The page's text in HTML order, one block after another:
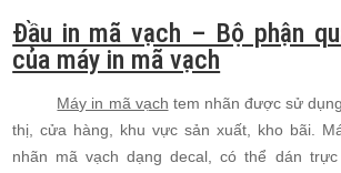
Đầu in mã vạch – Bộ phận
của máy in mã vạch
Máy in mã vạch tem nhãn được sử
thị, cửa hàng, khu vực sản xuất, kho bãi.
nhãn mã vạch dạng decal, có thể dán trực